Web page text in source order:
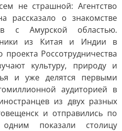
не страшной: Агентство
рассказало о знакомстве
с Амурской областью.
из Китая и Индии в
Россотрудничества
культуру, природу и
и уже делятся первыми
аудиторией в
из двух разных
и отправились по
показали столицу